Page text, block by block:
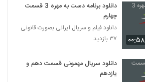
۰۰:۵۸
دانلود برنامه دست به مهره 3 قسمت
چهارم
دانلود فیلم و سریال ایرانی بصورت قانونی
۳۷ بازدید
دانلود سریال مهمونی قسمت دهم و
یازدهم